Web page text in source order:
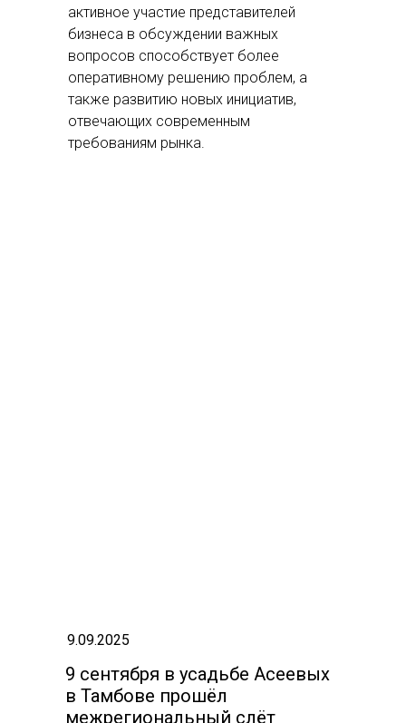
активное участие представителей
бизнеса в обсуждении важных
вопросов способствует более
оперативному решению проблем, а
также развитию новых инициатив,
отвечающих современным
требованиям рынка.
9 сентября в усадьбе Асеевых
в Тамбове прошёл
межрегиональный слёт
9.09.2025